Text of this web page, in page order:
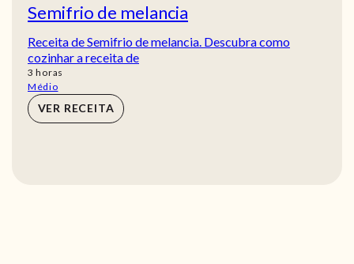
Semifrio de melancia
Receita de Semifrio de melancia. Descubra como
cozinhar a receita de
3 horas
horas
Médio
VER RECEITA